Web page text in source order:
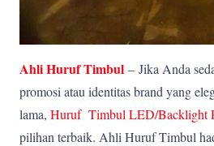
Ahli Huruf Timbul – Jika Anda
promosi atau identitas brand yang
lama, Huruf Timbul LED/Backlight
pilihan terbaik. Ahli Huruf Timbul